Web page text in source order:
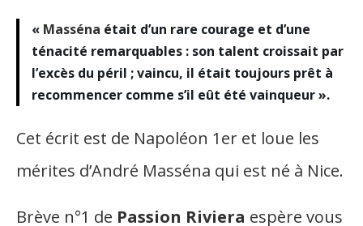
« Masséna était d’un rare courage et d’une
ténacité remarquables : son talent croissait par
l’excès du péril ; vaincu, il était toujours prêt à
recommencer comme s’il eût été vainqueur ».
Cet écrit est de Napoléon 1er et loue les
mérites d’André Masséna qui est né à Nice.
Brève n°1 de Passion Riviera espère vous